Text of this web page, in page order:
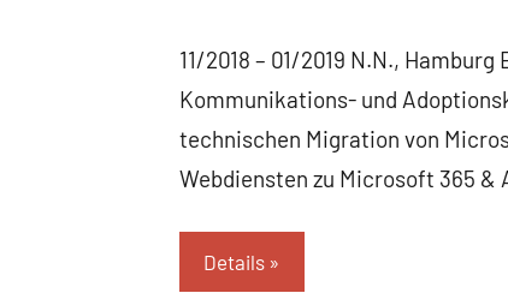
11/2018 – 01/2019 N.N.,
Kommunikations- und
technischen Migration von
Webdiensten zu Microsoft 365
Details